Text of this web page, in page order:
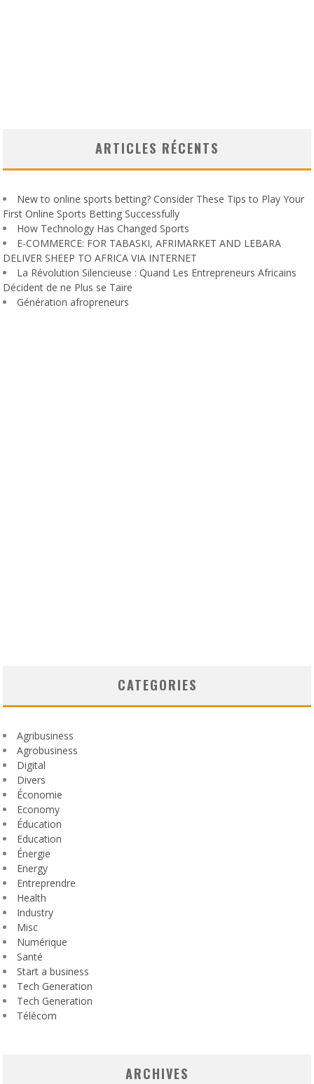
ARTICLES RÉCENTS
New to online sports betting? Consider These Tips to Play Your
First Online Sports Betting Successfully
How Technology Has Changed Sports
E-COMMERCE: FOR TABASKI, AFRIMARKET AND LEBARA
DELIVER SHEEP TO AFRICA VIA INTERNET
La Révolution Silencieuse : Quand Les Entrepreneurs Africains
Décident de ne Plus se Taire
Génération afropreneurs
CATEGORIES
Agribusiness
Agrobusiness
Digital
Divers
Économie
Economy
Éducation
Education
Énergie
Energy
Entreprendre
Health
Industry
Misc
Numérique
Santé
Start a business
Tech Generation
Tech Generation
Télécom
ARCHIVES